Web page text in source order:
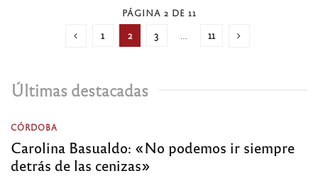
PÁGINA 2 DE 11
1 2 3 11
Últimas destacadas
CÓRDOBA
Carolina Basualdo: «No podemos ir siempre
detrás de las cenizas»